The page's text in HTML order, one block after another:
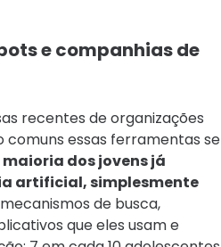
e companhias de
recentes de organizações
comuns essas ferramentas se
maioria dos jovens já
artificial, simplesmente
de busca,
que eles usam e